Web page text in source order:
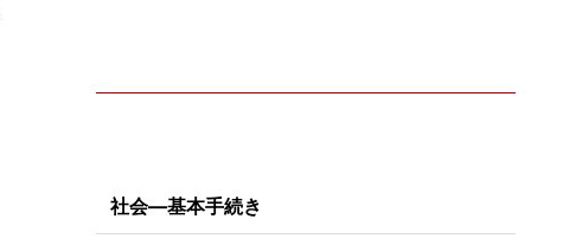
社会―基本手続き